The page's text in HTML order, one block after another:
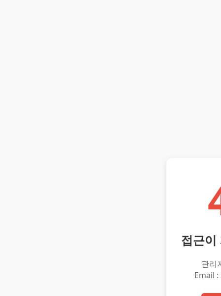
접근이
관리
Email